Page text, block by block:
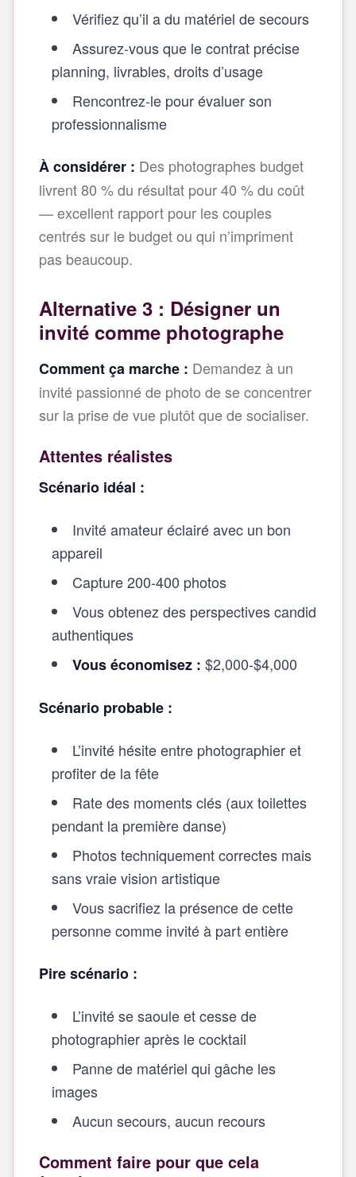
Vérifiez qu’il a du matériel de secours
Assurez‑vous que le contrat précise
planning, livrables, droits d’usage
Rencontrez‑le pour évaluer son
professionnalisme
À considérer : Des photographes budget
livrent 80 % du résultat pour 40 % du coût
— excellent rapport pour les couples
centrés sur le budget ou qui n’impriment
pas beaucoup.
Alternative 3 : Désigner un
invité comme photographe
Comment ça marche : Demandez à un
invité passionné de photo de se concentrer
sur la prise de vue plutôt que de socialiser.
Attentes réalistes
Scénario idéal :
Invité amateur éclairé avec un bon
appareil
Capture 200-400 photos
Vous obtenez des perspectives candid
authentiques
Vous économisez : $2,000-$4,000
Scénario probable :
L’invité hésite entre photographier et
profiter de la fête
Rate des moments clés (aux toilettes
pendant la première danse)
Photos techniquement correctes mais
sans vraie vision artistique
Vous sacrifiez la présence de cette
personne comme invité à part entière
Pire scénario :
L’invité se saoule et cesse de
photographier après le cocktail
Panne de matériel qui gâche les
images
Aucun secours, aucun recours
Comment faire pour que cela